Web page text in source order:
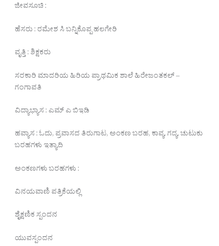
ಜೀವಸೂಚಿ :
ಹೆಸರು : ರಮೇಶ ಸಿ ಬನ್ನಿಕೊಪ್ಪ ಹಲಗೇರಿ
ವೃತ್ತಿ : ಶಿಕ್ಷಕರು
ಸರಕಾರಿ ಮಾದರಿಯ ಹಿರಿಯ ಪ್ರಾಥಮಿಕ ಶಾಲೆ ಹಿರೇಜಂತಕಲ್ –
ಗಂಗಾವತಿ
ವಿದ್ಯಾಭ್ಯಾಸ : ಎಮ್ ಎ ಬಿಇಡಿ
ಹವ್ಯಾಸ : ಓದು, ಪ್ರವಾಸದ ತಿರುಗಾಟ, ಅಂಕಣ ಬರಹ, ಕಾವ್ಯ, ಗದ್ಯ, ಚುಟುಕು
ಬರಹಗಳು ಇತ್ಯಾದಿ
ಅಂಕಣಗಳು ಬರಹಗಳು :
ವಿನಯವಾಣಿ ಪತ್ರಿಕೆಯಲ್ಲಿ
ಶೈಕ್ಷಣಿಕ ಸ್ಪಂದನ
ಯುವಸ್ಪಂದನ